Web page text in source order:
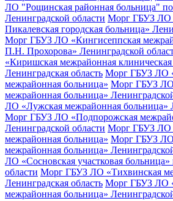
ЛО "Рощинская районная больница"
Ленинградской области Морг ГБУЗ ЛО
Пикалевская городская больница»
Морг ГБУЗ ЛО «Кингисеппская
П.Н. Прохорова» Ленинградской
«Киришская межрайонная
Ленинградская область Морг ГБУЗ ЛО
межрайонная больница» Морг ГБУЗ ЛО
межрайонная больница»
ЛО «Лужская межрайонная больница»
Морг ГБУЗ ЛО «Подпорожская
Ленинградской области Морг ГБУЗ ЛО
межрайонная больница» Морг ГБУЗ ЛО
межрайонная больница»
ЛО «Сосновская участковая
области Морг ГБУЗ ЛО «Тихвинская
Ленинградская область Морг ГБУЗ ЛО
межрайонная больница»